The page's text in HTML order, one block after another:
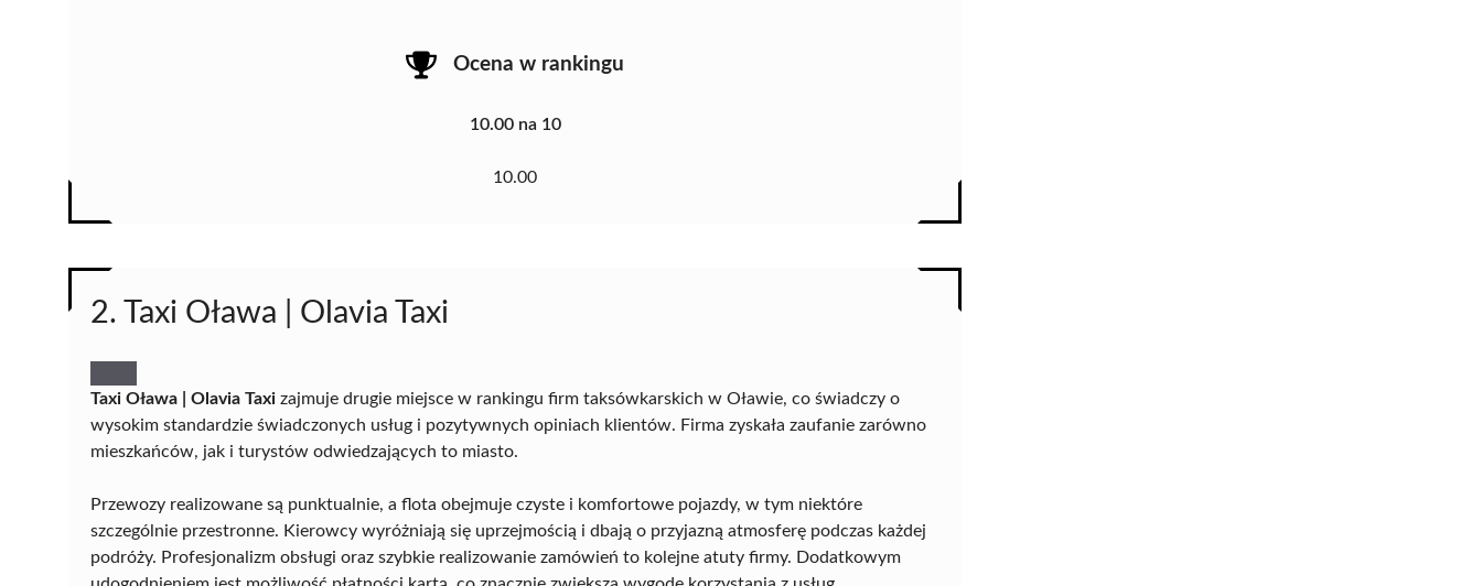
Ocena w rankingu
10.00 na 10
10.00
2. Taxi Oława | Olavia Taxi
Taxi Oława | Olavia Taxi zajmuje drugie miejsce w rankingu firm taksówkarskich w Oławie, co świadczy o
wysokim standardzie świadczonych usług i pozytywnych opiniach klientów. Firma zyskała zaufanie zarówno
mieszkańców, jak i turystów odwiedzających to miasto.
Przewozy realizowane są punktualnie, a flota obejmuje czyste i komfortowe pojazdy, w tym niektóre
szczególnie przestronne. Kierowcy wyróżniają się uprzejmością i dbają o przyjazną atmosferę podczas każdej
podróży. Profesjonalizm obsługi oraz szybkie realizowanie zamówień to kolejne atuty firmy. Dodatkowym